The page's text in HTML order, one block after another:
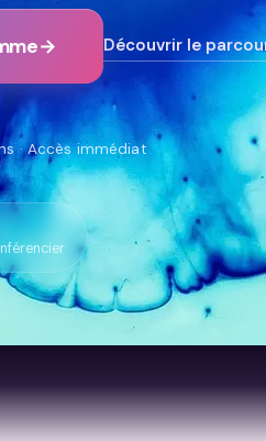
→ Découvrir le
· Accès immédiat